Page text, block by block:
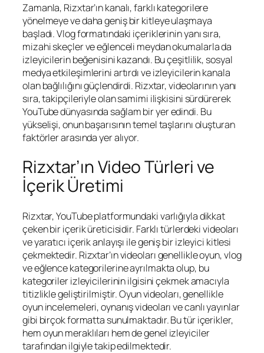
Zamanla, Rizxtar’ın kanalı, farklı kategorilere
yönelmeye ve daha geniş bir kitleye ulaşmaya
başladı. Vlog formatındaki içeriklerinin yanı sıra,
mizahi skeçler ve eğlenceli meydan okumalarla da
izleyicilerin beğenisini kazandı. Bu çeşitlilik, sosyal
medya etkileşimlerini artırdı ve izleyicilerin kanala
olan bağlılığını güçlendirdi. Rizxtar, videolarının yanı
sıra, takipçileriyle olan samimi ilişkisini sürdürerek
YouTube dünyasında sağlam bir yer edindi. Bu
yükselişi, onun başarısının temel taşlarını oluşturan
faktörler arasında yer alıyor.
Rizxtar’ın Video Türleri ve
İçerik Üretimi
Rizxtar, YouTube platformundaki varlığıyla dikkat
çeken bir içerik üreticisidir. Farklı türlerdeki videoları
ve yaratıcı içerik anlayışı ile geniş bir izleyici kitlesi
çekmektedir. Rizxtar’ın videoları genellikle oyun, vlog
ve eğlence kategorilerine ayrılmakta olup, bu
kategoriler izleyicilerinin ilgisini çekmek amacıyla
titizlikle geliştirilmiştir. Oyun videoları, genellikle
oyun incelemeleri, oynanış videoları ve canlı yayınlar
gibi birçok formatta sunulmaktadır. Bu tür içerikler,
hem oyun meraklıları hem de genel izleyiciler
tarafından ilgiyle takip edilmektedir.